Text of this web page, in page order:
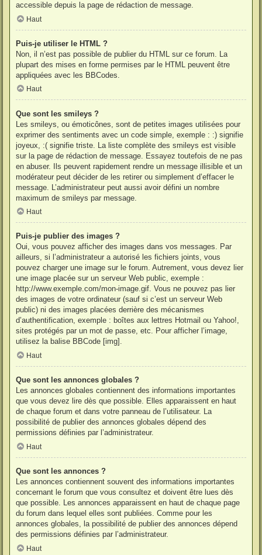
accessible depuis la page de rédaction de message.
Haut
Puis-je utiliser le HTML ?
Non, il n’est pas possible de publier du HTML sur ce forum. La
plupart des mises en forme permises par le HTML peuvent être
appliquées avec les BBCodes.
Haut
Que sont les smileys ?
Les smileys, ou émoticônes, sont de petites images utilisées pour
exprimer des sentiments avec un code simple, exemple : :) signifie
joyeux, :( signifie triste. La liste complète des smileys est visible
sur la page de rédaction de message. Essayez toutefois de ne pas
en abuser. Ils peuvent rapidement rendre un message illisible et un
modérateur peut décider de les retirer ou simplement d’effacer le
message. L’administrateur peut aussi avoir défini un nombre
maximum de smileys par message.
Haut
Puis-je publier des images ?
Oui, vous pouvez afficher des images dans vos messages. Par
ailleurs, si l’administrateur a autorisé les fichiers joints, vous
pouvez charger une image sur le forum. Autrement, vous devez lier
une image placée sur un serveur Web public, exemple :
http://www.exemple.com/mon-image.gif. Vous ne pouvez pas lier
des images de votre ordinateur (sauf si c’est un serveur Web
public) ni des images placées derrière des mécanismes
d’authentification, exemple : boîtes aux lettres Hotmail ou Yahoo!,
sites protégés par un mot de passe, etc. Pour afficher l’image,
utilisez la balise BBCode [img].
Haut
Que sont les annonces globales ?
Les annonces globales contiennent des informations importantes
que vous devez lire dès que possible. Elles apparaissent en haut
de chaque forum et dans votre panneau de l’utilisateur. La
possibilité de publier des annonces globales dépend des
permissions définies par l’administrateur.
Haut
Que sont les annonces ?
Les annonces contiennent souvent des informations importantes
concernant le forum que vous consultez et doivent être lues dès
que possible. Les annonces apparaissent en haut de chaque page
du forum dans lequel elles sont publiées. Comme pour les
annonces globales, la possibilité de publier des annonces dépend
des permissions définies par l’administrateur.
Haut